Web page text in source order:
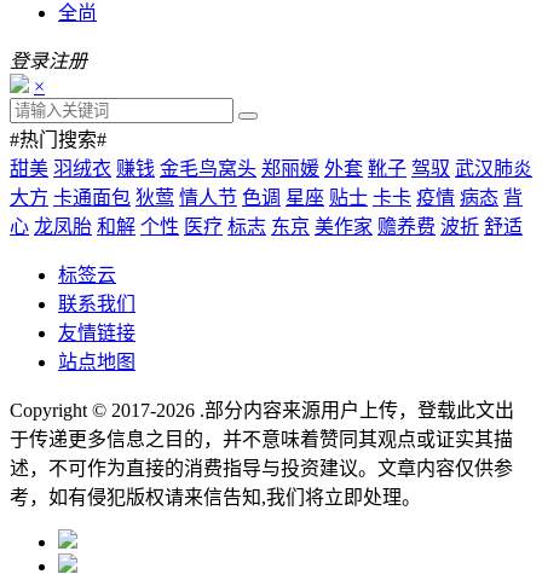
全尚
登录注册
×
#热门搜索#
甜美 羽绒衣 赚钱 金毛鸟窝头 郑丽媛 外套 靴子 驾驭 武汉肺炎
大方 卡通面包 狄莺 情人节 色调 星座 贴士 卡卡 疫情 病态 背
心 龙凤胎 和解 个性 医疗 标志 东京 美作家 赡养费 波折 舒适
标签云
联系我们
友情链接
站点地图
Copyright © 2017-2026 .部分内容来源用户上传，登载此文出
于传递更多信息之目的，并不意味着赞同其观点或证实其描
述，不可作为直接的消费指导与投资建议。文章内容仅供参
考，如有侵犯版权请来信告知,我们将立即处理。